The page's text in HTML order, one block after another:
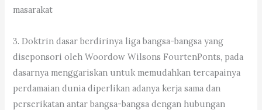
masarakat
3. Doktrin dasar berdirinya liga bangsa-bangsa yang
diseponsori oleh Woordow Wilsons FourtenPonts, pada
dasarnya menggariskan untuk memudahkan tercapainya
perdamaian dunia diperlikan adanya kerja sama dan
perserikatan antar bangsa-bangsa dengan hubungan